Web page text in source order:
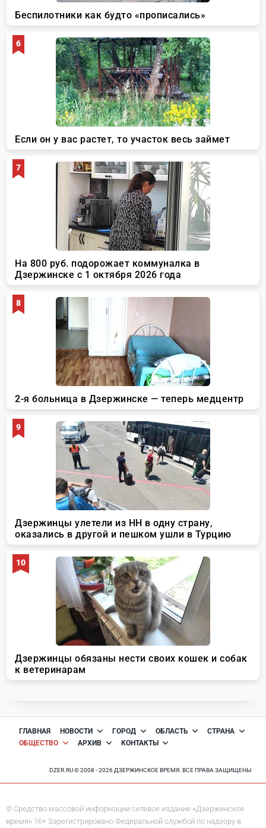
ГЛАВНАЯ НОВОСТИ ГОРОД ОБЛАСТЬ
СТРАНА
ОБЩЕСТВО
АРХИВ КОНТАКТЫ
DZER.RU © 2008 - 2026 ДЗЕРЖИНСКОЕ ВРЕМЯ. ВСЕ ПРАВА ЗАЩИЩЕНЫ
© Средство массовой информации сетевое издание «Дзержинское
время» 16+ Зарегистрировано Федеральной службой по надзору в